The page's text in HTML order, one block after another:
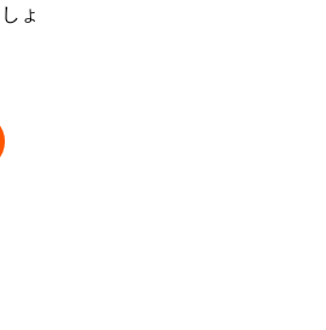
ょ